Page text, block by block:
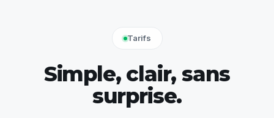
Tarifs
Simple, clair, sans
surprise.